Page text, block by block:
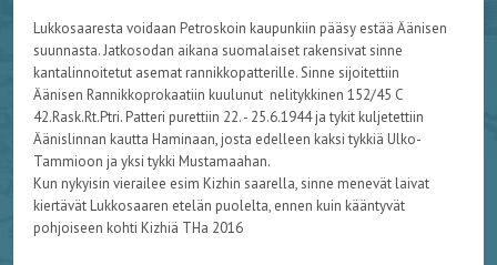
Lukkosaaresta voidaan Petroskoin kaupunkiin pääsy estää Äänisen
suunnasta. Jatkosodan aikana suomalaiset rakensivat sinne
kantalinnoitetut asemat rannikkopatterille. Sinne sijoitettiin
Äänisen Rannikkoprokaatiin kuulunut nelitykkinen 152/45 C
42.Rask.Rt.Ptri. Patteri purettiin 22. - 25.6.1944 ja tykit kuljetettiin
Äänislinnan kautta Haminaan, josta edelleen kaksi tykkiä Ulko-
Tammioon ja yksi tykki Mustamaahan.
Kun nykyisin vierailee esim Kizhin saarella, sinne menevät laivat
kiertävät Lukkosaaren etelän puolelta, ennen kuin kääntyvät
pohjoiseen kohti Kizhiä THa 2016